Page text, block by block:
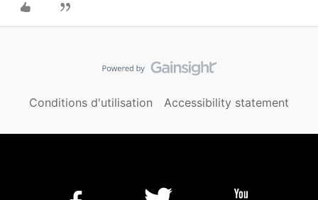
Conditions d'utilisation Accessibility statement